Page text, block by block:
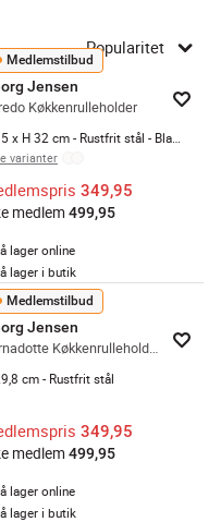
Popularitet
Medlemstilbud
Jensen
Køkkenrulleholder
varianter
349,95
medlem 499,95
lager online
lager i butik
Medlemstilbud
Jensen
Bernadotte Køkkenrulleholder
cm - Rustfrit stål
349,95
medlem 499,95
lager online
lager i butik